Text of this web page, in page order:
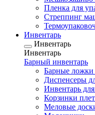
Пленка для
Стреппинг
Инвентарь
Инвентарь
Инвентарь
Барный инвентарь
Барные
Диспенсеры
Инвентарь для
Корзинки
Меловые